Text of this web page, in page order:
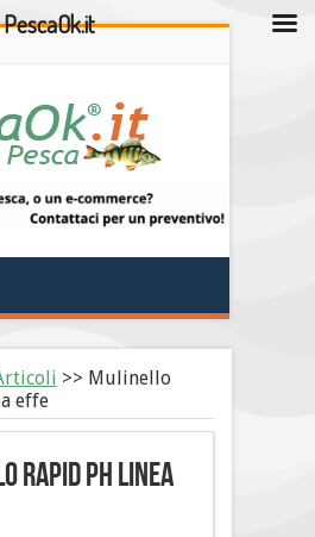
>> Mulinello
effe
Rapid Ph Linea
PescaOk.it